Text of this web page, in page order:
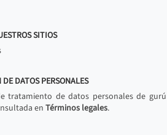
SITIOS
DATOS PERSONALES
tratamiento de datos personales de gurú
en Términos legales.